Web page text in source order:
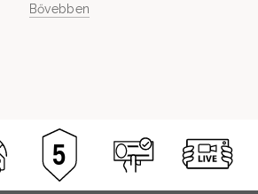
Bővebben